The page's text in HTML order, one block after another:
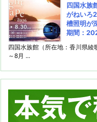
四国水族
がねいろ
槽照明が
期間：
四国水族館（所在地：香川県綾
～8月 ...